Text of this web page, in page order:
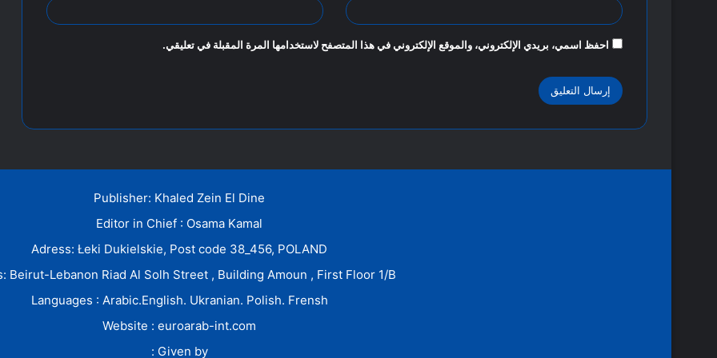
احفظ اسمي، بريدي الإلكتروني، والموقع الإلكتروني في هذا المتصفح لاستخدامها المرة المقبلة في تعليقي.
Publisher: Khaled Zein El Dine
Editor in Chief : Osama Kamal
Adress: Łeki Dukielskie, Post code 38_456, POLAND
Beirut-Lebanon Riad Al Solh Street , Building Amoun , First Floor 1/B
Languages : Arabic.English. Ukranian. Polish. Frensh
Website : euroarab-int.com
Given by :